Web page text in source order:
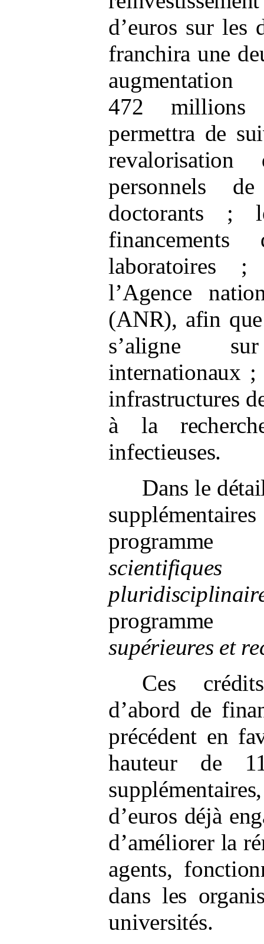
d’euros sur les
franchira une
472
permettra de
revalorisation
personnels
doctorants
;
laboratoires
;
l’Agence
(ANR), afin
s’aligne
internationaux ;
infrastructures
à la
infectieuses.
Dans le
programme
scientifiques
programme
supérieures et
Ces
d’abord de
précédent en
hauteur de
d’euros déjà
d’améliorer la
agents,
dans les
universités.